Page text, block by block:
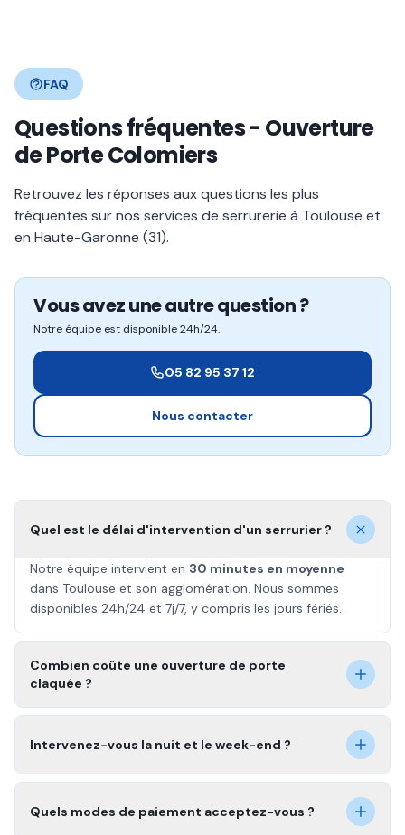
FAQ
Questions fréquentes - Ouverture
de Porte Colomiers
Retrouvez les réponses aux questions les plus
fréquentes sur nos services de serrurerie à Toulouse et
en Haute-Garonne (31).
Vous avez une autre question ?
Notre équipe est disponible 24h/24.
05 82 95 37 12
Nous contacter
Quel est le délai d'intervention d'un serrurier ?
Notre équipe intervient en 30 minutes en moyenne
dans Toulouse et son agglomération. Nous sommes
disponibles 24h/24 et 7j/7, y compris les jours fériés.
Combien coûte une ouverture de porte
claquée ?
Intervenez-vous la nuit et le week-end ?
Quels modes de paiement acceptez-vous ?